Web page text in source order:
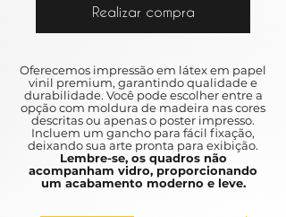
Realizar compra
Oferecemos impressão em látex em papel
vinil premium, garantindo qualidade e
durabilidade. Você pode escolher entre a
opção com moldura de madeira nas cores
descritas ou apenas o poster impresso.
Incluem um gancho para fácil fixação,
deixando sua arte pronta para exibição.
Lembre-se, os quadros não
acompanham vidro, proporcionando
um acabamento moderno e leve.